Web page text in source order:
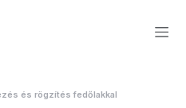
és rögzítés fedőlakkal